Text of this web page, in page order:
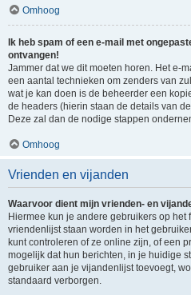
Omhoog
Ik heb spam of een e-mail met
ontvangen!
Jammer dat we dit moeten horen. Het e-
een aantal technieken om zenders van
wat je kan doen is de beheerder een
de headers (hierin staan de details van
Deze zal dan de nodige stappen
Omhoog
Vrienden en vijanden
Waarvoor dient mijn vrienden- en
Hiermee kun je andere gebruikers op het
vriendenlijst staan worden in het
kunt controleren of ze online zijn, of een
mogelijk dat hun berichten, in je huidige
gebruiker aan je vijandenlijst toevoegt,
standaard verborgen.